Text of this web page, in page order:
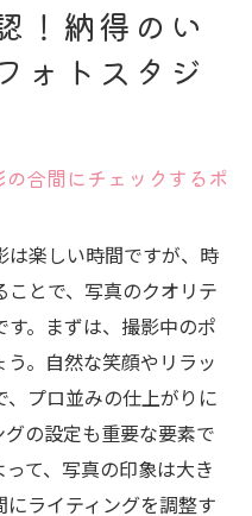
！納得のい
ォトスタジ
合間にチェックするポ
は楽しい時間ですが、時
とで、写真のクオリテ
。まずは、撮影中のポ
。自然な笑顔やリラッ
プロ並みの仕上がりに
の設定も重要な要素で
て、写真の印象は大き
ライティングを調整す